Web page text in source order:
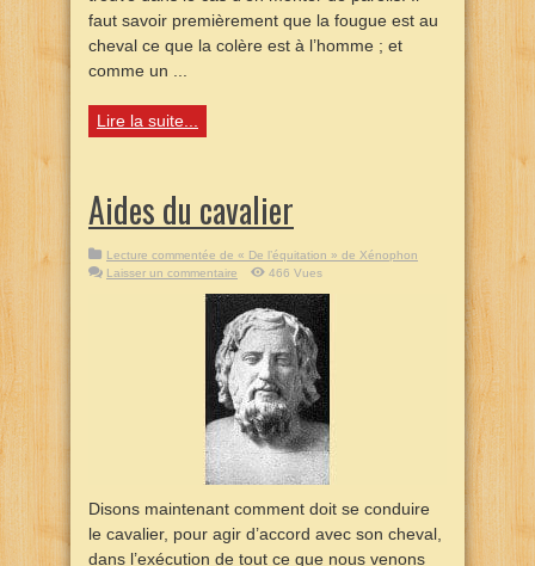
faut savoir premièrement que la fougue est au
cheval ce que la colère est à l’homme ; et
comme un ...
Lire la suite...
Aides du cavalier
Lecture commentée de « De l’équitation » de Xénophon
Laisser un commentaire
466 Vues
Disons maintenant comment doit se conduire
le cavalier, pour agir d’accord avec son cheval,
dans l’exécution de tout ce que nous venons